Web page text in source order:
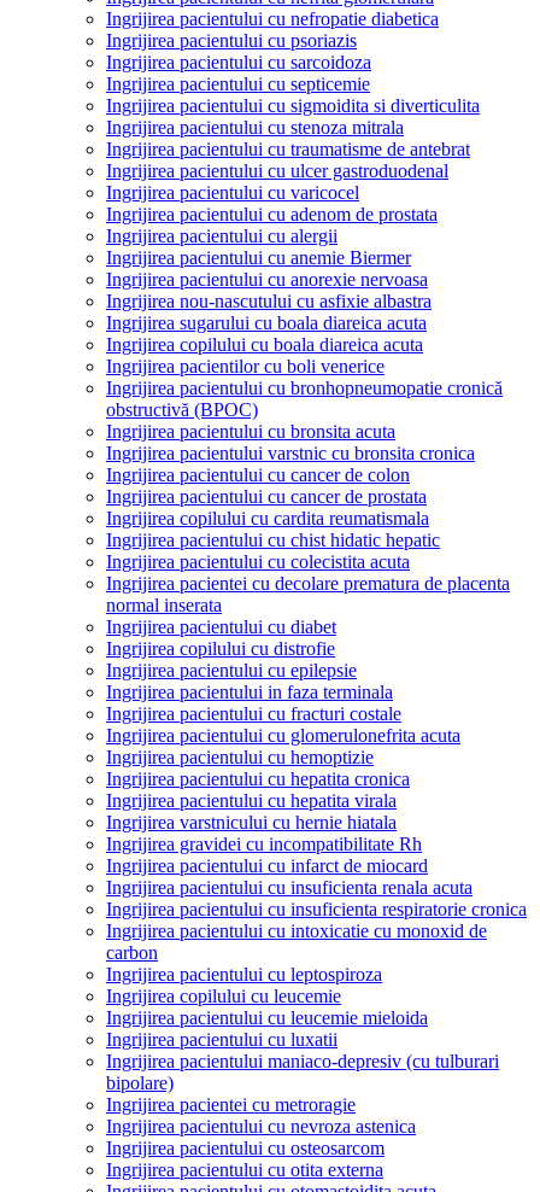
Ingrijirea pacientului cu nefropatie diabetica
Ingrijirea pacientului cu psoriazis
Ingrijirea pacientului cu sarcoidoza
Ingrijirea pacientului cu septicemie
Ingrijirea pacientului cu sigmoidita si diverticulita
Ingrijirea pacientului cu stenoza mitrala
Ingrijirea pacientului cu traumatisme de antebrat
Ingrijirea pacientului cu ulcer gastroduodenal
Ingrijirea pacientului cu varicocel
Ingrijirea pacientului cu adenom de prostata
Ingrijirea pacientului cu alergii
Ingrijirea pacientului cu anemie Biermer
Ingrijirea pacientului cu anorexie nervoasa
Ingrijirea nou-nascutului cu asfixie albastra
Ingrijirea sugarului cu boala diareica acuta
Ingrijirea copilului cu boala diareica acuta
Ingrijirea pacientilor cu boli venerice
Ingrijirea pacientului cu bronhopneumopatie cronică
obstructivă (BPOC)
Ingrijirea pacientului cu bronsita acuta
Ingrijirea pacientului varstnic cu bronsita cronica
Ingrijirea pacientului cu cancer de colon
Ingrijirea pacientului cu cancer de prostata
Ingrijirea copilului cu cardita reumatismala
Ingrijirea pacientului cu chist hidatic hepatic
Ingrijirea pacientului cu colecistita acuta
Ingrijirea pacientei cu decolare prematura de placenta
normal inserata
Ingrijirea pacientului cu diabet
Ingrijirea copilului cu distrofie
Ingrijirea pacientului cu epilepsie
Ingrijirea pacientului in faza terminala
Ingrijirea pacientului cu fracturi costale
Ingrijirea pacientului cu glomerulonefrita acuta
Ingrijirea pacientului cu hemoptizie
Ingrijirea pacientului cu hepatita cronica
Ingrijirea pacientului cu hepatita virala
Ingrijirea varstnicului cu hernie hiatala
Ingrijirea gravidei cu incompatibilitate Rh
Ingrijirea pacientului cu infarct de miocard
Ingrijirea pacientului cu insuficienta renala acuta
Ingrijirea pacientului cu insuficienta respiratorie cronica
Ingrijirea pacientului cu intoxicatie cu monoxid de
carbon
Ingrijirea pacientului cu leptospiroza
Ingrijirea copilului cu leucemie
Ingrijirea pacientului cu leucemie mieloida
Ingrijirea pacientului cu luxatii
Ingrijirea pacientului maniaco-depresiv (cu tulburari
bipolare)
Ingrijirea pacientei cu metroragie
Ingrijirea pacientului cu nevroza astenica
Ingrijirea pacientului cu osteosarcom
Ingrijirea pacientului cu otita externa